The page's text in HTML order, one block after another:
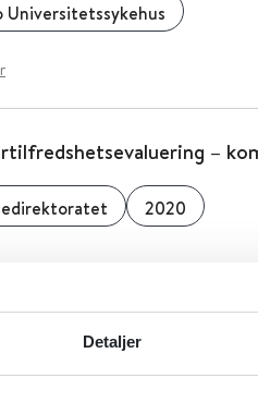
Detaljer
Universitetssykehus
–
2020
–